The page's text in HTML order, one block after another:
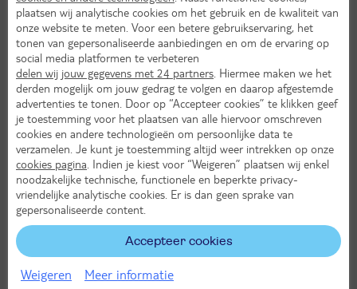
Spanje
Geniet van de zon aan de
Spaanse Costa's of ontdek
de temperamentvolle
steden.
Bekijk aanbod
Griekenland
De zon schijnt en de zee is
altijd binnen handbereik.
Bekijk aanbod
Turkije
plaatsen wij analytische cookies om het gebruik en de kwaliteit van
onze website te meten. Voor een betere gebruikservaring, het
tonen van gepersonaliseerde aanbiedingen en om de ervaring op
social media platformen te verbeteren
delen wij jouw gegevens met 24 partners . Hiermee maken we het
derden mogelijk om jouw gedrag te volgen en daarop afgestemde
advertenties te tonen. Door op “Accepteer cookies” te klikken geef
je toestemming voor het plaatsen van alle hiervoor omschreven
cookies en andere technologieën om persoonlijke data te
verzamelen. Je kunt je toestemming altijd weer intrekken op onze
cookies pagina . Indien je kiest voor “Weigeren” plaatsen wij enkel
noodzakelijke technische, functionele en beperkte privacy-
vriendelijke analytische cookies. Er is dan geen sprake van
gepersonaliseerde content.
Accepteer cookies
Weigeren Meer informatie